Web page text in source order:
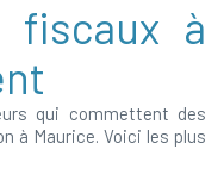
fiscaux à
qui commettent des
à Maurice. Voici les plus